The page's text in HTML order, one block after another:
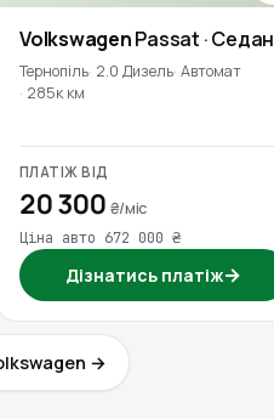
VolkswagenPassat · Седан
Тернопіль 2.0 Дизель Автомат
285к км
ПЛАТІЖ ВІД
20 300 ₴/міс
Ціна авто 672 000 ₴
Дізнатись платіж→
→